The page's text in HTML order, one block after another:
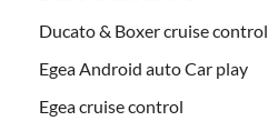
Ducato & Boxer cruise control
Egea Android auto Car play
Egea cruise control